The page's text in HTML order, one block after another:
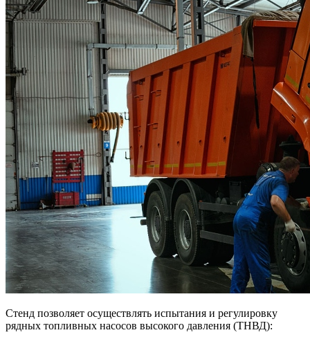
Стенд позволяет осуществлять испытания и регулировку
рядных топливных насосов высокого давления (ТНВД):